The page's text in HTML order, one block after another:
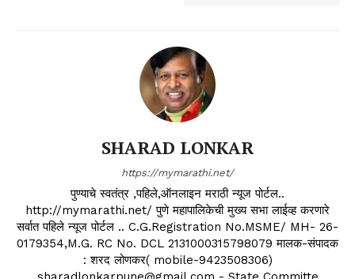
SHARAD LONKAR
https://mymarathi.net/
पुण्याचे स्वतंत्र ,पहिले,ऑनलाइन मराठी न्यूज पोर्टल..
http://mymarathi.net/ पुणे महापालिकेची मुख्य सभा लाईव्ह करणारे
सर्वात पहिले न्यूज पोर्टल .. C.G.Registration No.MSME/ MH- 26-
0179354,M.G. RC No. DCL 2131000315798079 मालक-संपादक
: शरद लोणकर( mobile-9423508306)